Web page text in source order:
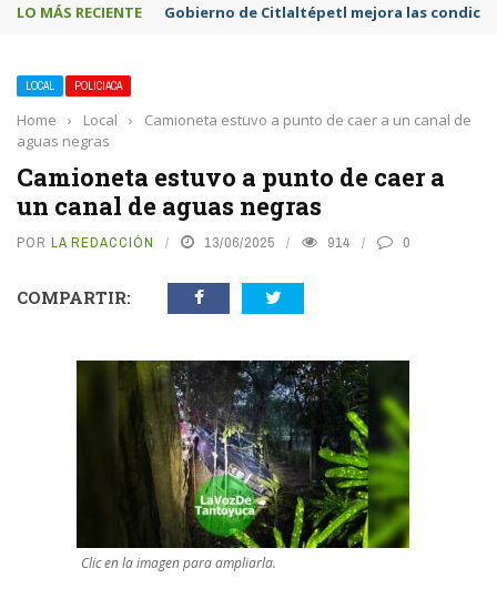
LO MÁS RECIENTE Gobierno de Citlaltépetl mejora las
LOCAL POLICIACA
Home › Local ›
Camioneta estuvo a punto de caer a un canal de
aguas negras
Camioneta estuvo a punto de caer a
un canal de aguas negras
POR LA REDACCIÓN 13/06/2025 914 0
COMPARTIR:
Clic en la imagen para ampliarla.